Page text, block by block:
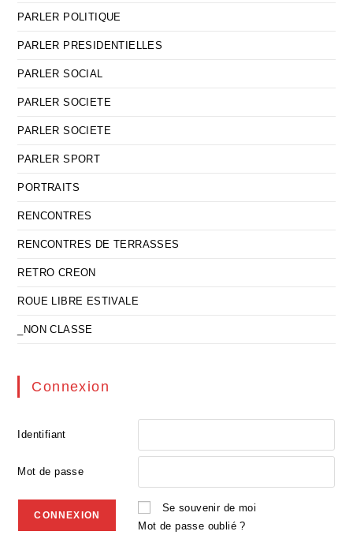
PARLER POLITIQUE
PARLER PRESIDENTIELLES
PARLER SOCIAL
PARLER SOCIETE
PARLER SOCIETE
PARLER SPORT
PORTRAITS
RENCONTRES
RENCONTRES DE TERRASSES
RETRO CREON
ROUE LIBRE ESTIVALE
_NON CLASSE
Connexion
Identifiant
Mot de passe
Se souvenir de moi
Mot de passe oublié ?